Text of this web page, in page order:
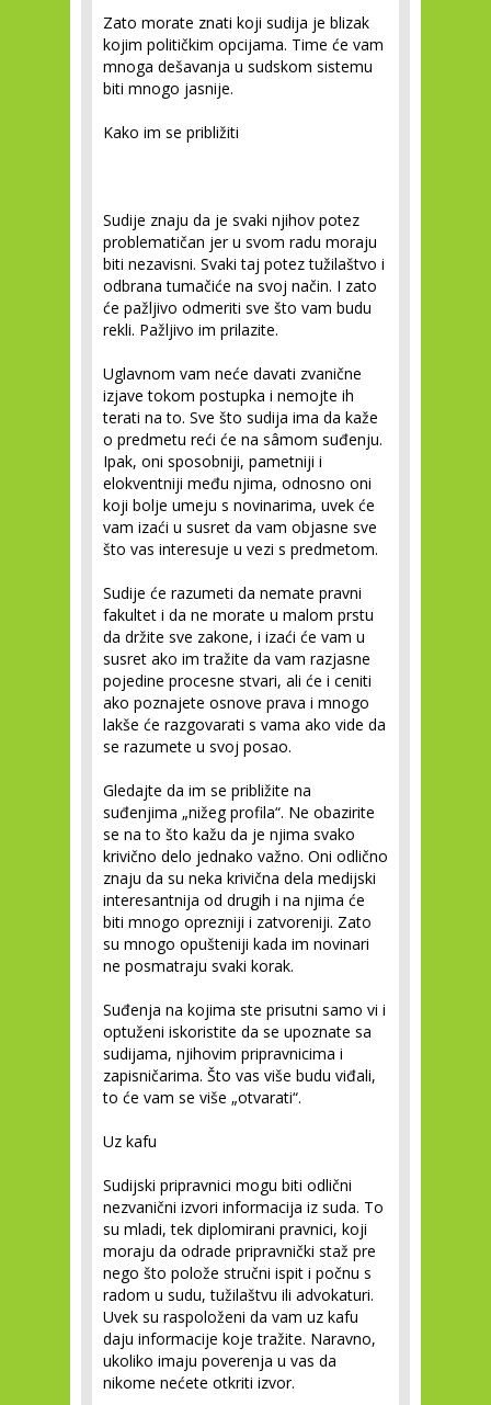
Zato morate znati koji sudija je blizak
kojim političkim opcijama. Time će vam
mnoga dešavanja u sudskom sistemu
biti mnogo jasnije.
Kako im se približiti
Sudije znaju da je svaki njihov potez
problematičan jer u svom radu moraju
biti nezavisni. Svaki taj potez tužilaštvo i
odbrana tumačiće na svoj način. I zato
će pažljivo odmeriti sve što vam budu
rekli. Pažljivo im prilazite.
Uglavnom vam neće davati zvanične
izjave tokom postupka i nemojte ih
terati na to. Sve što sudija ima da kaže
o predmetu reći će na sâmom suđenju.
Ipak, oni sposobniji, pametniji i
elokventniji među njima, odnosno oni
koji bolje umeju s novinarima, uvek će
vam izaći u susret da vam objasne sve
što vas interesuje u vezi s predmetom.
Sudije će razumeti da nemate pravni
fakultet i da ne morate u malom prstu
da držite sve zakone, i izaći će vam u
susret ako im tražite da vam razjasne
pojedine procesne stvari, ali će i ceniti
ako poznajete osnove prava i mnogo
lakše će razgovarati s vama ako vide da
se razumete u svoj posao.
Gledajte da im se približite na
suđenjima „nižeg profila“. Ne obazirite
se na to što kažu da je njima svako
krivično delo jednako važno. Oni odlično
znaju da su neka krivična dela medijski
interesantnija od drugih i na njima će
biti mnogo oprezniji i zatvoreniji. Zato
su mnogo opušteniji kada im novinari
ne posmatraju svaki korak.
Suđenja na kojima ste prisutni samo vi i
optuženi iskoristite da se upoznate sa
sudijama, njihovim pripravnicima i
zapisničarima. Što vas više budu viđali,
to će vam se više „otvarati“.
Uz kafu
Sudijski pripravnici mogu biti odlični
nezvanični izvori informacija iz suda. To
su mladi, tek diplomirani pravnici, koji
moraju da odrade pripravnički staž pre
nego što polože stručni ispit i počnu s
radom u sudu, tužilaštvu ili advokaturi.
Uvek su raspoloženi da vam uz kafu
daju informacije koje tražite. Naravno,
ukoliko imaju poverenja u vas da
nikome nećete otkriti izvor.